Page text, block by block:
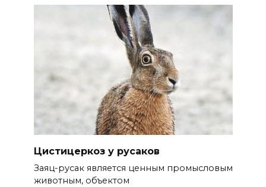
Цистицеркоз у русаков
Заяц-русак является ценным промысловым
животным, объектом